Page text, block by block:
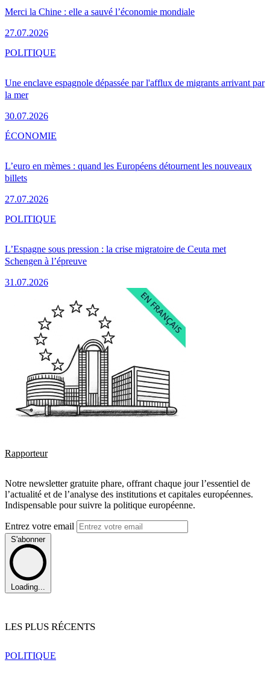
Merci la Chine : elle a sauvé l’économie mondiale
27.07.2026
Une enclave espagnole dépassée par l'afflux de migrants arrivant par
la mer
30.07.2026
POLITIQUE
L’euro en mèmes : quand les Européens détournent les nouveaux
billets
27.07.2026
ÉCONOMIE
L’Espagne sous pression : la crise migratoire de Ceuta met
Schengen à l’épreuve
31.07.2026
POLITIQUE
Rapporteur
Notre newsletter gratuite phare, offrant chaque jour l’essentiel de
l’actualité et de l’analyse des institutions et capitales européennes.
Indispensable pour suivre la politique européenne.
Entrez votre email
S'abonner
Loading...
LES PLUS RÉCENTS
POLITIQUE